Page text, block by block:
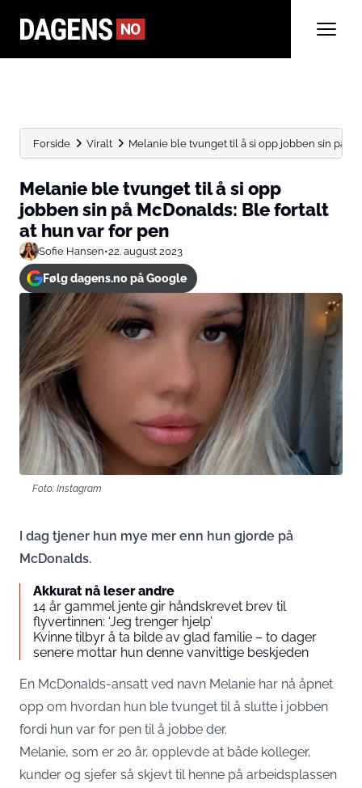
Forside Viralt Melanie ble tvunget til å si opp jobben sin på...
Melanie ble tvunget til å si opp
jobben sin på McDonalds: Ble fortalt
at hun var for pen
Sofie Hansen•22. august 2023
Følg dagens.no på Google
Foto: Instagram
I dag tjener hun mye mer enn hun gjorde på
McDonalds.
Akkurat nå leser andre
14 år gammel jente gir håndskrevet brev til
flyvertinnen: ‘Jeg trenger hjelp’
Kvinne tilbyr å ta bilde av glad familie – to dager
senere mottar hun denne vanvittige beskjeden
En McDonalds-ansatt ved navn Melanie har nå åpnet
opp om hvordan hun ble tvunget til å slutte i jobben
fordi hun var for pen til å jobbe der.
Melanie, som er 20 år, opplevde at både kolleger,
kunder og sjefer så skjevt til henne på arbeidsplassen